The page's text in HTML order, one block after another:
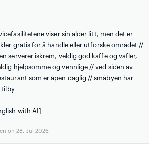
viser sin alder litt, men det er
gratis for å handle eller utforske området //
serverer iskrem, veldig god kaffe og vafler,
hjelpsomme og vennlige // ved siden av
som er åpen daglig // småbyen har
tilby
with AI]
on 28. Jul 2026